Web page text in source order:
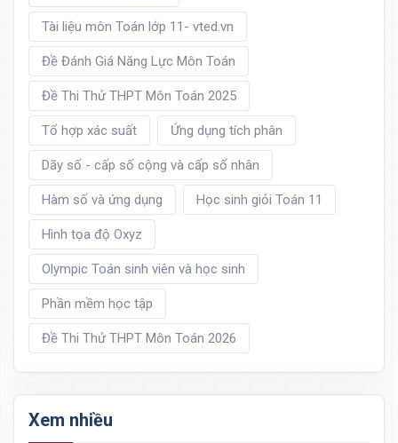
Tài liệu môn Toán lớp 11- vted.vn
Đề Đánh Giá Năng Lực Môn Toán
Đề Thi Thử THPT Môn Toán 2025
Tổ hợp xác suất Ứng dụng tích phân
Dãy số - cấp số cộng và cấp số nhân
Hàm số và ứng dụng Học sinh giỏi Toán 11
Hình tọa độ Oxyz
Olympic Toán sinh viên và học sinh
Phần mềm học tập
Đề Thi Thử THPT Môn Toán 2026
Xem nhiều